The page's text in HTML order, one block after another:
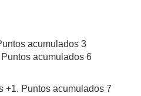
acumulados 3
acumulados 6
+1. Puntos acumulados 7